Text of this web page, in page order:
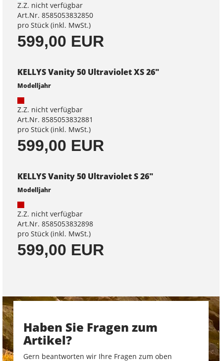
Z.Z. nicht verfügbar
Art.Nr. 8585053832850
pro Stück (inkl. MwSt.)
599,00 EUR
KELLYS Vanity 50 Ultraviolet XS 26"
Modelljahr
Z.Z. nicht verfügbar
Art.Nr. 8585053832881
pro Stück (inkl. MwSt.)
599,00 EUR
KELLYS Vanity 50 Ultraviolet S 26"
Modelljahr
Z.Z. nicht verfügbar
Art.Nr. 8585053832898
pro Stück (inkl. MwSt.)
599,00 EUR
Haben Sie Fragen zum
Artikel?
Gern beantworten wir Ihre Fragen zum oben